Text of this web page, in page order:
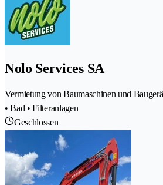
Nolo Services SA
Vermietung von Baumaschinen und
• Bad • Filteranlagen
Geschlossen